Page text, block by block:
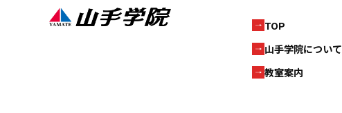
TOP
山手学院について
教室案内